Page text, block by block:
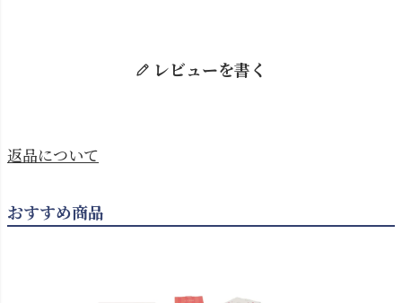
レビューを書く
返品について
おすすめ商品